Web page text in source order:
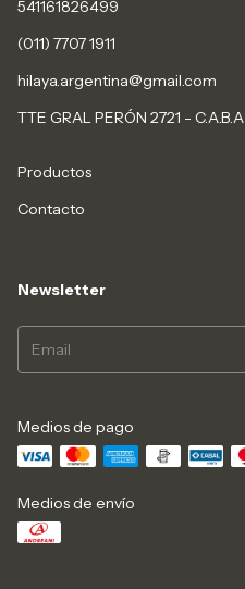
541161826499
(011) 7707 1911
hilaya.argentina@gmail.com
TTE GRAL PERÓN 2721 - C.A.B.A
Productos
Contacto
Newsletter
Medios de pago
Medios de envío